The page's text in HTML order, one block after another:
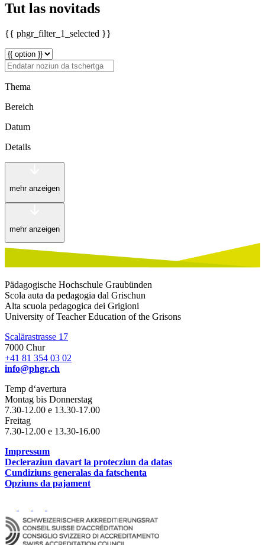
Tut las novitads
{{ phgr_filter_1_selected }}
Thema
Bereich
Datum
Details
mehr anzeigen
mehr anzeigen
Pädagogische Hochschule Graubünden
Scola auta da pedagogia dal Grischun
Alta scuola pedagogica dei Grigioni
University of Teacher Education of the Grisons
Scalärastrasse 17
7000 Chur
+41 81 354 03 02
info@phgr.ch
Temp d‘avertura
Montag bis Donnerstag
7.30-12.00 e 13.30-17.00
Freitag
7.30-12.00 e 13.30-16.00
Impressum
Decleraziun davart la protecziun da datas
Cundiziuns generalas da fatschenta
Opziuns da pajament